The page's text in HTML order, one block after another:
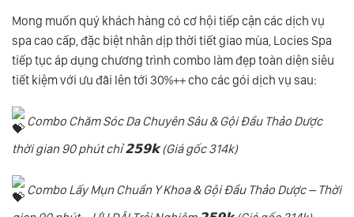
Mong muốn quý khách hàng có cơ hội tiếp cận các dịch vụ
spa cao cấp, đặc biệt nhân dịp thời tiết giao mùa, Locies Spa
tiếp tục áp dụng chương trình combo làm đẹp toàn diện siêu
tiết kiệm với ưu đãi lên tới 30%++ cho các gói dịch vụ sau:
Combo Chăm Sóc Da Chuyên Sâu & Gội Đầu Thảo Dược
thời gian 90 phút chỉ 𝟮𝟱𝟵𝗸 (Giá gốc 314k)
Combo Lấy Mụn Chuẩn Y Khoa & Gội Đầu Thảo Dược – Thời